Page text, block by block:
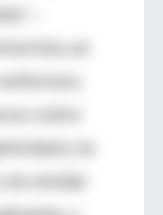
—
un
sobre
y la
olvidar